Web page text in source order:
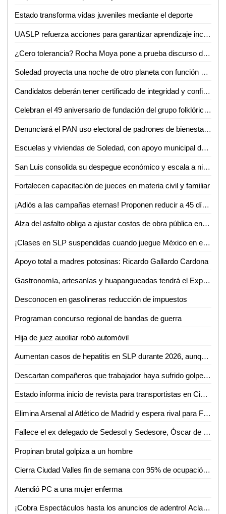
Estado transforma vidas juveniles mediante el deporte
UASLP refuerza acciones para garantizar aprendizaje inclusivo y permanencia escolar
¿Cero tolerancia? Rocha Moya pone a prueba discurso de anticorrupción en Morena
Soledad proyecta una noche de otro planeta con función especial de Star Wars
Candidatos deberán tener certificado de integridad y confiabilidad, propone el Dip. Héctor Serrano Cortés
Celebran el 49 aniversario de fundación del grupo folklórico huasteco
Denunciará el PAN uso electoral de padrones de bienestar en cuanto inicie el proceso electoral
Escuelas y viviendas de Soledad, con apoyo municipal de abasto de agua: alcalde
San Luis consolida su despegue económico y escala a nivel nacional
Fortalecen capacitación de jueces en materia civil y familiar
¡Adiós a las campañas eternas! Proponen reducir a 45 días el periodo electoral SLP
Alza del asfalto obliga a ajustar costos de obra pública en SLP
¡Clases en SLP suspendidas cuando juegue México en el Mundial!
Apoyo total a madres potosinas: Ricardo Gallardo Cardona
Gastronomía, artesanías y huapangueadas tendrá el Expo Bazar 2026 en Ciudad Valles
Desconocen en gasolineras reducción de impuestos
Programan concurso regional de bandas de guerra
Hija de juez auxiliar robó automóvil
Aumentan casos de hepatitis en SLP durante 2026, aunque con baja incidencia
Descartan compañeros que trabajador haya sufrido golpe de calor en gasolinera
Estado informa inicio de revista para transportistas en Ciudad Valles
Elimina Arsenal al Atlético de Madrid y espera rival para Final de la Champions.
Fallece el ex delegado de Sedesol y Sedesore, Óscar de la Cruz Requena
Propinan brutal golpiza a un hombre
Cierra Ciudad Valles fin de semana con 95% de ocupación hotelera y miles de turistas en parajes
Atendió PC a una mujer enferma
¡Cobra Espectáculos hasta los anuncios de adentro! Aclaran dudas a comerciantes de Valles